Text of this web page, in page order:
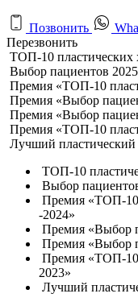
Позвонить
Перезвонить
ТОП-10 пластических
Выбор пациентов 2025
Премия «ТОП-10
Премия «Выбор
Премия «Выбор
Премия «ТОП-10
Лучший
ТОП-10
Выбор
Премия «ТОП-10
-2024»
Премия «Выбор
Премия «Выбор
Премия «ТОП-10
2023»
Лучший